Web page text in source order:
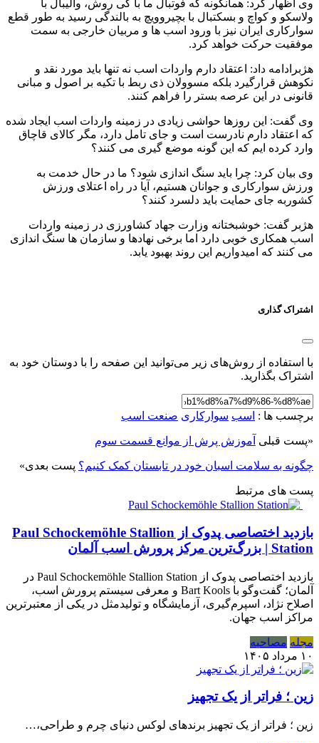
وی اظهار کرد: همانگونه که فوتبال ما با کی روش، والیبال با
ولاسکو و کواچ و بسکتبال با بچیروویچ به بالندگی رسید به طور قطع
سوارکاری ایران نیز با ورود اسب ها و مربیان خارجی به سمت
موفقیت حرکت خواهد کرد.
هژبرادامه داد: اعتقاد دارم واردات اسب نه تنها باید مورد نقد و
نکوهش قرارگیرد بلکه مسوولان ذی ربط با تکیه بر اصول و مبانی
قانونی در این عرصه بستر را فراهم کنند.
وی گفت: این روزها حواشی زیادی در زمینه واردات اسب ایجاد شده
که اعتقاد دارم نادرست است و جای تامل دارد، مگر کالای قاچاق
وارد کرده ایم که این گونه موضع گیری می کنند؟
وی بیان کرد: چرا باید سنگ اندازی شود؟ ما در حال خدمت به
ورزش سوارکاری و جوانان هستیم، آیا در راه اعتلای ورزش
کشوربه جای حمایت باید دلسرد کنند؟
هژبر گفت: خوشبختانه وزارت جهاد کشاورزی در زمینه واردات
اسب همکاری خوبی دارد اما برخی نهادها و سازمان ها سنگ اندازی
می کنند که امیدواریم این روند بهبود یابد.
اشتراک گذاری
با استفاده از روش‌های زیر می‌توانید این صفحه را با دوستان خود به
اشتراک بگذارید.
برچسب ها : اسب سوارکاری صنعت اسب
«پست قبلی آموزش پرش از موانع قسمت سوم
چگونه به سلامت اسبان خود در تابستان کمک کنیم؟ پست بعدی»
پست های مرتبط
بازدید اختصاصی پدوک از Paul Schockemöhle Stallion
Station | بزرگ‌ترین مرکز پرورش اسب آلمان
بازدید اختصاصی پدوک از Paul Schockemöhle Stallion Station در
آلمان؛ گفت‌وگو با Bart Kools و معرفی سیستم پرورش اسب،
اصلاح نژاد، اسپرم‌گیری، آزمایشگاه و تولیدمثل در یکی از معتبرترین
مراکز اسب جهان.
مجله مصاحبه
۱۰ مرداد ۱۴۰۵
زین ؛ فراتر از یک تجهیز
زین ؛ فراتر از یک تجهیز برندهای لوکس دنیای چرم و طراحی،…